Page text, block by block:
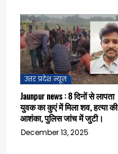
उत्तर प्रदेश न्यूज़
Jaunpur news : 8 दिनों से लापता
युवक का कुएं में मिला शव, हत्या की
आशंका, पुलिस जांच में जुटी।
December 13, 2025